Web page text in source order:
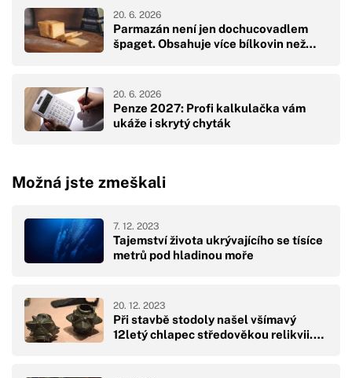
Parmazán není jen dochucovadlem
špaget. Obsahuje více bílkovin než…
20. 6. 2026
Penze 2027: Profi kalkulačka vám
ukáže i skrytý chyták
20. 6. 2026
Možná jste zmeškali
Tajemství života ukrývajícího se tísíce
metrů pod hladinou moře
7. 12. 2023
Při stavbě stodoly našel všímavý
12letý chlapec středověkou relikvii.…
20. 12. 2023